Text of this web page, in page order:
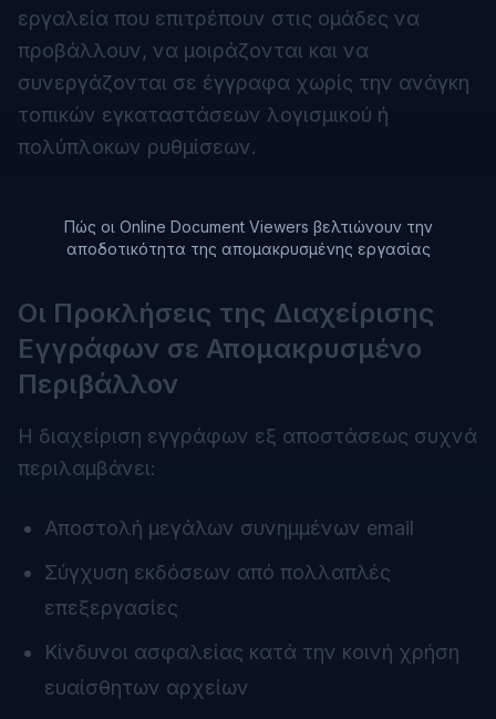
εργαλεία που επιτρέπουν στις ομάδες να
προβάλλουν, να μοιράζονται και να
συνεργάζονται σε έγγραφα χωρίς την ανάγκη
τοπικών εγκαταστάσεων λογισμικού ή
πολύπλοκων ρυθμίσεων.
Πώς οι Online Document Viewers βελτιώνουν την
αποδοτικότητα της απομακρυσμένης εργασίας
Οι Προκλήσεις της Διαχείρισης
Εγγράφων σε Απομακρυσμένο
Περιβάλλον
Η διαχείριση εγγράφων εξ αποστάσεως συχνά
περιλαμβάνει:
Αποστολή μεγάλων συνημμένων email
Σύγχυση εκδόσεων από πολλαπλές
επεξεργασίες
Κίνδυνοι ασφαλείας κατά την κοινή χρήση
ευαίσθητων αρχείων